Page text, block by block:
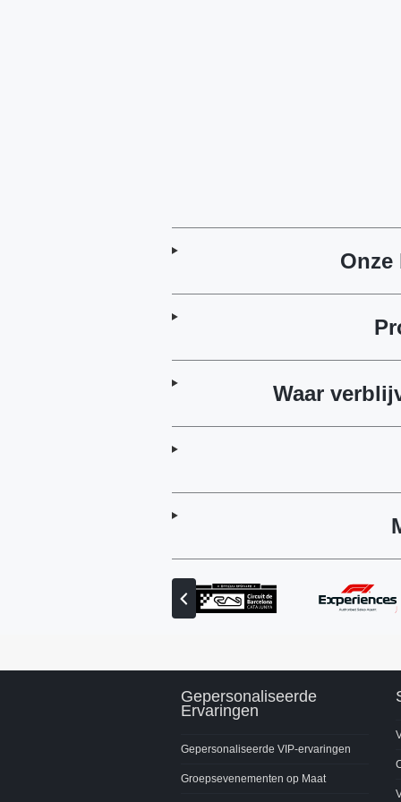
Waar
Vorige
partner
Gepersonaliseerde
Ervaringen
Gepersonaliseerde VIP-ervaringen
Groepsevenementen op Maat